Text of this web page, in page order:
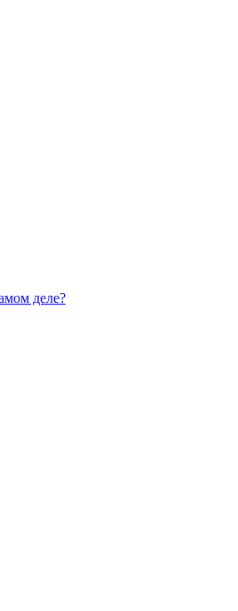
деле?